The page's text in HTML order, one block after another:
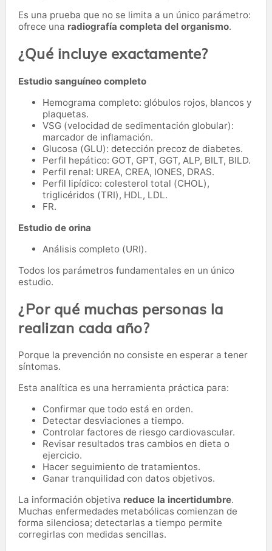
Es una prueba que no se limita a un único parámetro:
ofrece una radiografía completa del organismo.
¿Qué incluye exactamente?
Estudio sanguíneo completo
Hemograma completo: glóbulos rojos, blancos y
plaquetas.
VSG (velocidad de sedimentación globular):
marcador de inflamación.
Glucosa (GLU): detección precoz de diabetes.
Perfil hepático: GOT, GPT, GGT, ALP, BILT, BILD.
Perfil renal: UREA, CREA, IONES, DRAS.
Perfil lipídico: colesterol total (CHOL),
triglicéridos (TRI), HDL, LDL.
FR.
Estudio de orina
Análisis completo (URI).
Todos los parámetros fundamentales en un único
estudio.
¿Por qué muchas personas la
realizan cada año?
Porque la prevención no consiste en esperar a tener
síntomas.
Esta analítica es una herramienta práctica para:
Confirmar que todo está en orden.
Detectar desviaciones a tiempo.
Controlar factores de riesgo cardiovascular.
Revisar resultados tras cambios en dieta o
ejercicio.
Hacer seguimiento de tratamientos.
Ganar tranquilidad con datos objetivos.
La información objetiva reduce la incertidumbre.
Muchas enfermedades metabólicas comienzan de
forma silenciosa; detectarlas a tiempo permite
corregirlas con medidas sencillas.